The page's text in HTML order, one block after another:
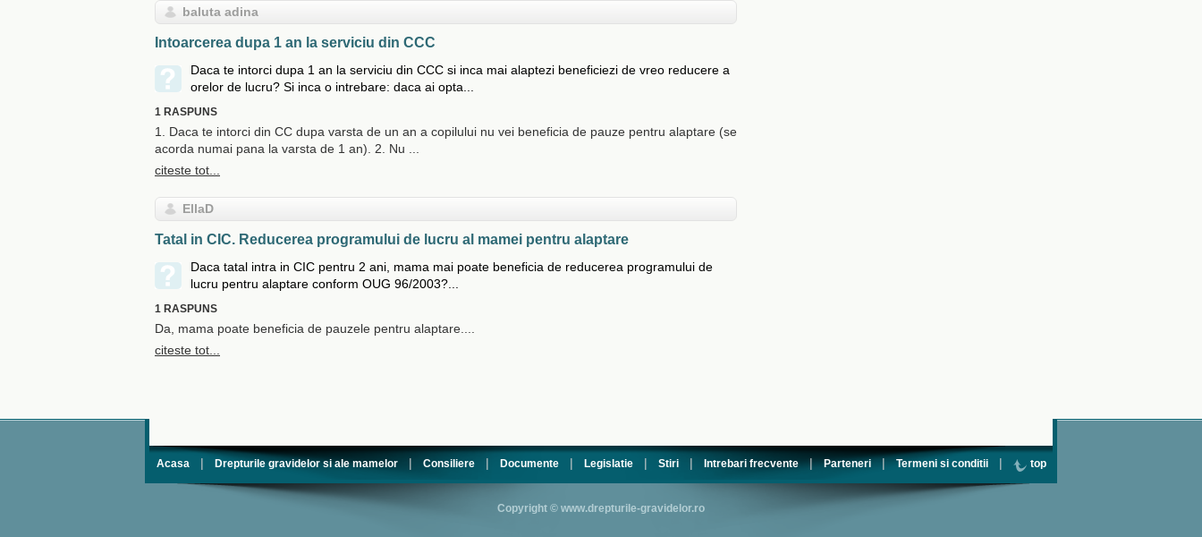
baluta adina
Intoarcerea dupa 1 an la serviciu din CCC
Daca te intorci dupa 1 an la serviciu din CCC si inca mai alaptezi beneficiezi de vreo reducere a
orelor de lucru? Si inca o intrebare: daca ai opta...
1 RASPUNS
1. Daca te intorci din CC dupa varsta de un an a copilului nu vei beneficia de pauze pentru alaptare (se
acorda numai pana la varsta de 1 an). 2. Nu ...
citeste tot...
EllaD
Tatal in CIC. Reducerea programului de lucru al mamei pentru alaptare
Daca tatal intra in CIC pentru 2 ani, mama mai poate beneficia de reducerea programului de
lucru pentru alaptare conform OUG 96/2003?...
1 RASPUNS
Da, mama poate beneficia de pauzele pentru alaptare....
citeste tot...
Acasa | Drepturile gravidelor si ale mamelor| Consiliere| Documente| Legislatie| Stiri| Intrebari frecvente|Parteneri|Termeni si conditii| top
Copyright © www.drepturile-gravidelor.ro